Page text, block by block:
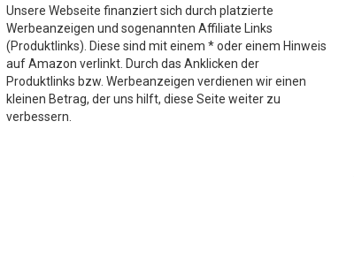
Unsere Webseite finanziert sich durch platzierte
Werbeanzeigen und sogenannten Affiliate Links
(Produktlinks). Diese sind mit einem * oder einem Hinweis
auf Amazon verlinkt. Durch das Anklicken der
Produktlinks bzw. Werbeanzeigen verdienen wir einen
kleinen Betrag, der uns hilft, diese Seite weiter zu
verbessern.